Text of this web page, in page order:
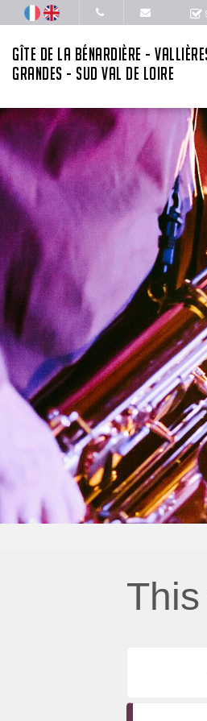
GÎTE DE LA BÉNARDIÈRE -
GRANDES - SUD VAL DE LOIRE